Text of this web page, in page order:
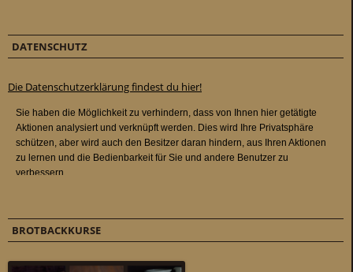
DATENSCHUTZ
Die Datenschutzerklärung findest du hier!
BROTBACKKURSE